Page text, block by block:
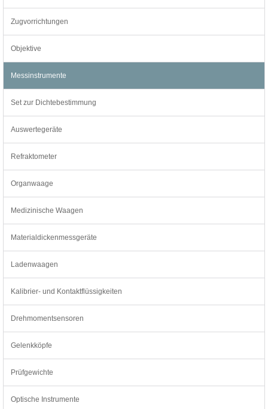
Zugvorrichtungen
Objektive
Messinstrumente
Set zur Dichtebestimmung
Auswertegeräte
Refraktometer
Organwaage
Medizinische Waagen
Materialdickenmessgeräte
Ladenwaagen
Kalibrier- und Kontaktflüssigkeiten
Drehmomentsensoren
Gelenkköpfe
Prüfgewichte
Optische Instrumente